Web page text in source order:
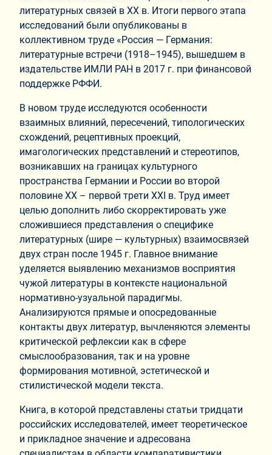
литературных связей в ХХ в. Итоги первого этапа
исследований были опубликованы в
коллективном труде «Россия — Германия:
литературные встречи (1918–1945), вышедшем в
издательстве ИМЛИ РАН в 2017 г. при финансовой
поддержке РФФИ.
В новом труде исследуются особенности
взаимных влияний, пересечений, типологических
схождений, рецептивных проекций,
имагологических представлений и стереотипов,
возникавших на границах культурного
пространства Германии и России во второй
половине ХХ – первой трети XXI в. Труд имеет
целью дополнить либо скорректировать уже
сложившиеся представления о специфике
литературных (шире — культурных) взаимосвязей
двух стран после 1945 г. Главное внимание
уделяется выявлению механизмов восприятия
чужой литературы в контексте национальной
нормативно-узуальной парадигмы.
Анализируются прямые и опосредованные
контакты двух литератур, вычленяются элементы
критической рефлексии как в сфере
смыслообразования, так и на уровне
формирования мотивной, эстетической и
стилистической модели текста.
Книга, в которой представлены статьи тридцати
российских исследователей, имеет теоретическое
и прикладное значение и адресована